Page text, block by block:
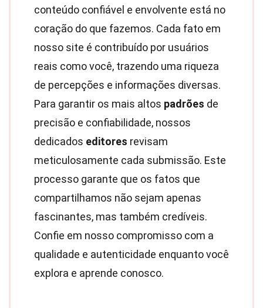
conteúdo confiável e envolvente está no
coração do que fazemos. Cada fato em
nosso site é contribuído por usuários
reais como você, trazendo uma riqueza
de percepções e informações diversas.
Para garantir os mais altos padrões de
precisão e confiabilidade, nossos
dedicados editores revisam
meticulosamente cada submissão. Este
processo garante que os fatos que
compartilhamos não sejam apenas
fascinantes, mas também credíveis.
Confie em nosso compromisso com a
qualidade e autenticidade enquanto você
explora e aprende conosco.